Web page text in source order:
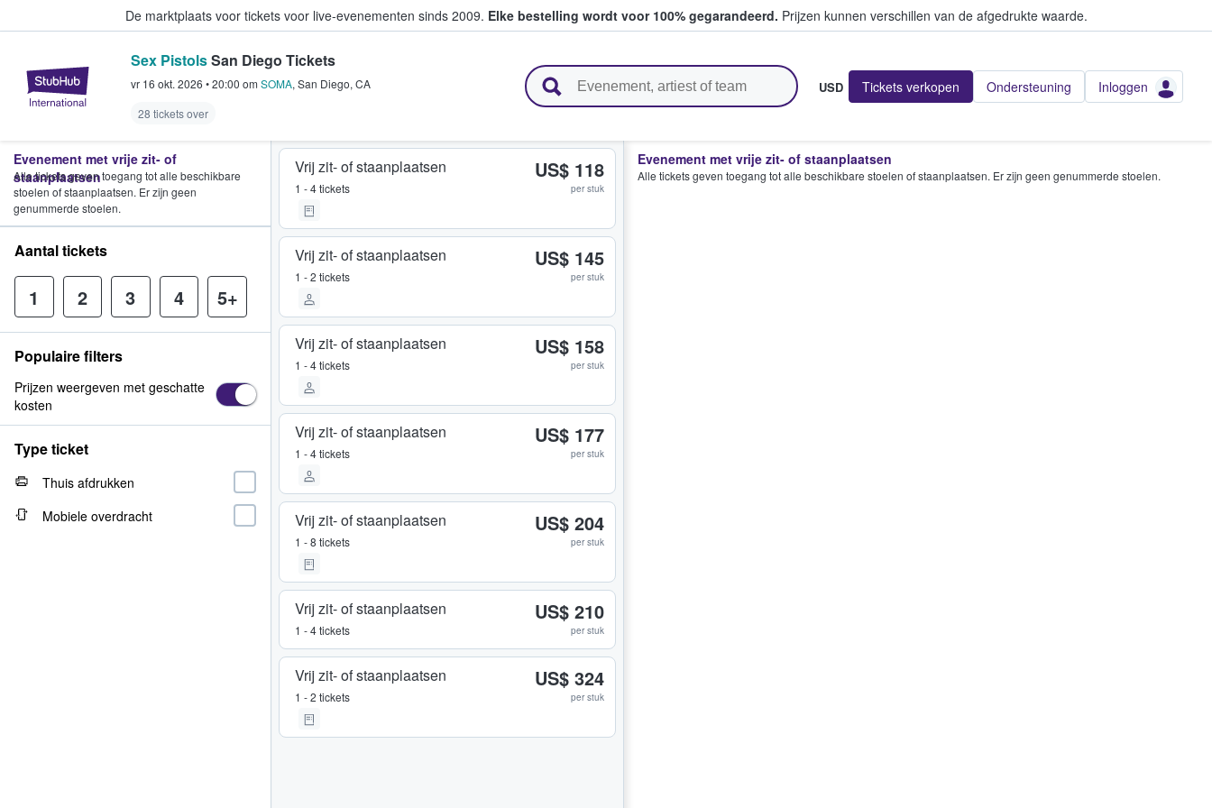
De marktplaats voor tickets voor live-evenementen sinds 2009. Elke bestelling wordt voor 100% gegarandeerd. Prijzen kunnen verschillen van de afgedrukte waarde.
StubHub: waar fans tickets kopen en verkopen
Sex PistolsSan Diego Tickets
vr 16 okt. 2026 •20:00 om SOMA, San Diego, CA
28 tickets over
USD Tickets verkopen Ondersteuning Inloggen
Vrij zit- of staanplaatsen
1 - 4 tickets
US$ 118
per stuk
Vrij zit- of staanplaatsen
1 - 2 tickets
US$ 145
per stuk
Vrij zit- of staanplaatsen
1 - 4 tickets
US$ 158
per stuk
Vrij zit- of staanplaatsen
1 - 4 tickets
US$ 177
per stuk
Vrij zit- of staanplaatsen
1 - 8 tickets
US$ 204
per stuk
Vrij zit- of staanplaatsen
1 - 4 tickets
US$ 210
per stuk
Vrij zit- of staanplaatsen
1 - 2 tickets
US$ 324
per stuk
Evenement met vrije zit- of staanplaatsen
Alle tickets geven toegang tot alle beschikbare stoelen of staanplaatsen. Er zijn geen genummerde stoelen.
Evenement met vrije zit- of
staanplaatsen
Alle tickets geven toegang tot alle beschikbare
stoelen of staanplaatsen. Er zijn geen
genummerde stoelen.
Aantal tickets
1 2 3 4 5+
Populaire filters
Prijzen weergeven met geschatte
kosten
Type ticket
Thuis afdrukken
Mobiele overdracht